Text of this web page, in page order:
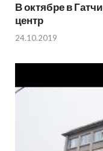
В октябре в
центр
24.10.2019